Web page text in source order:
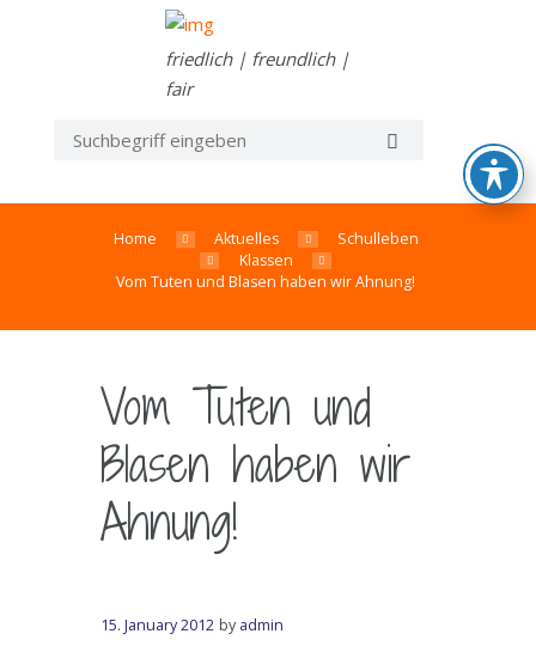
friedlich | freundlich |
fair
Home Aktuelles
Schulleben
Klassen
Vom Tuten und Blasen haben wir Ahnung!
Vom Tuten und
Blasen haben wir
Ahnung!
15. January 2012 by admin